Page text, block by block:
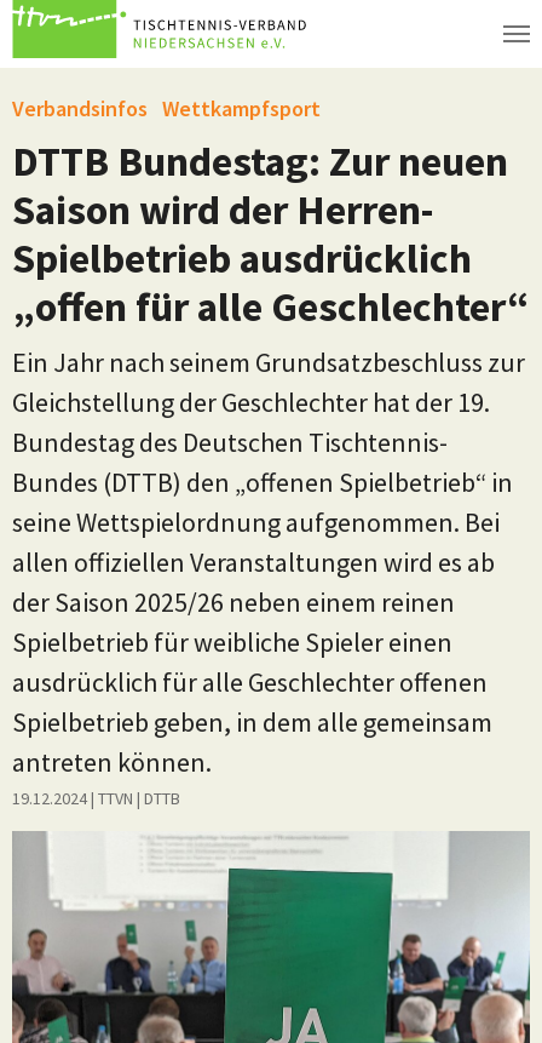
Zum Hauptinhalt springen
Verbandsinfos Wettkampfsport
DTTB Bundestag: Zur neuen
Saison wird der Herren-
Spielbetrieb ausdrücklich
„offen für alle Geschlechter“
Ein Jahr nach seinem Grundsatzbeschluss zur
Gleichstellung der Geschlechter hat der 19.
Bundestag des Deutschen Tischtennis-
Bundes (DTTB) den „offenen Spielbetrieb“ in
seine Wettspielordnung aufgenommen. Bei
allen offiziellen Veranstaltungen wird es ab
der Saison 2025/26 neben einem reinen
Spielbetrieb für weibliche Spieler einen
ausdrücklich für alle Geschlechter offenen
Spielbetrieb geben, in dem alle gemeinsam
antreten können.
19.12.2024| TTVN | DTTB